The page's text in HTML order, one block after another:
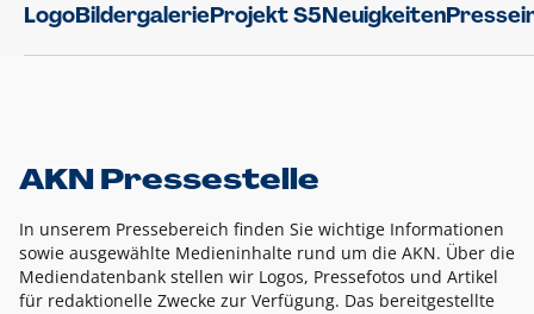
LogoBildergalerieProjekt S5Neuigkeiten
AKN Pressestelle
In unserem Pressebereich finden Sie wichtige Informationen
sowie ausgewählte Medieninhalte rund um die AKN. Über die
Mediendatenbank stellen wir Logos, Pressefotos und Artikel
für redaktionelle Zwecke zur Verfügung. Das bereitgestellte